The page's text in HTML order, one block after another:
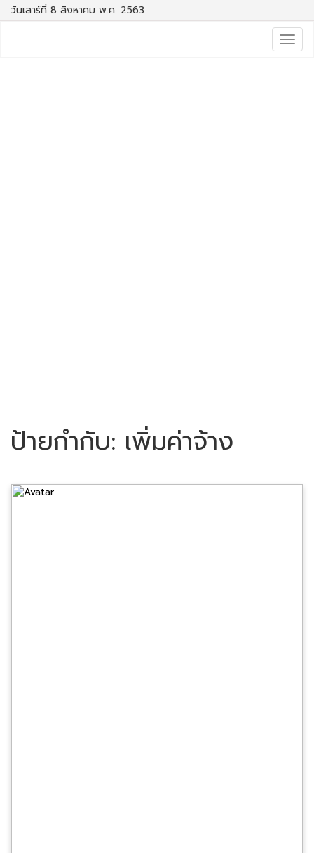
วันเสาร์ที่ 8 สิงหาคม พ.ศ. 2563
ป้ายกำกับ: เพิ่มค่าจ้าง